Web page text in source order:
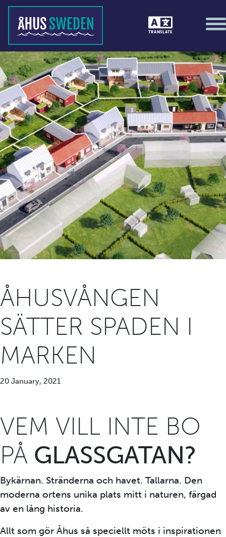
TRANSLATE
ÅHUSVÅNGEN
SÄTTER SPADEN I
MARKEN
20 January, 2021
VEM VILL INTE BO
PÅ GLASSGATAN?
Bykärnan. Stränderna och havet. Tallarna. Den
moderna ortens unika plats mitt i naturen, färgad
av en lång historia.
Allt som gör Åhus så speciellt möts i inspirationen